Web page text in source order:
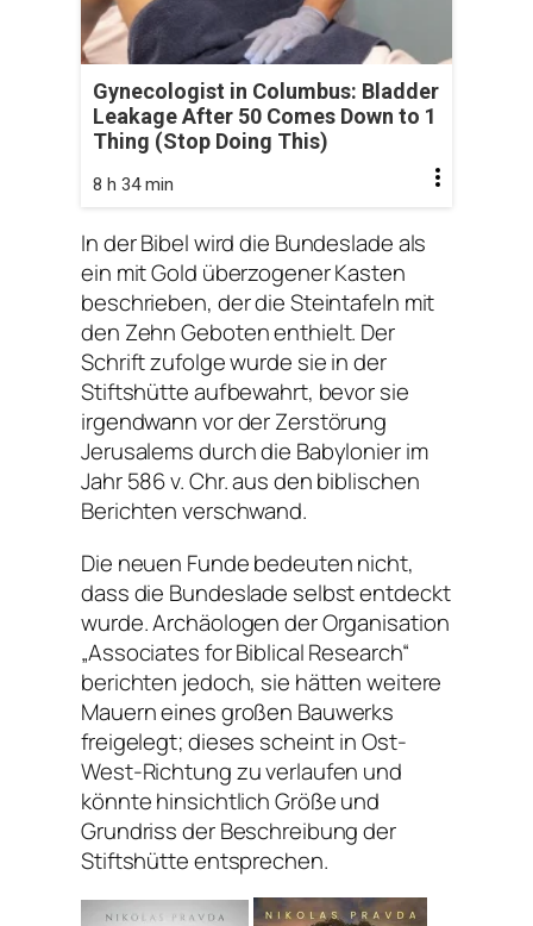
Gynecologist in Columbus: Bladder
Leakage After 50 Comes Down to 1
Thing (Stop Doing This)
8 h 34 min
In der Bibel wird die Bundeslade als
ein mit Gold überzogener Kasten
beschrieben, der die Steintafeln mit
den Zehn Geboten enthielt. Der
Schrift zufolge wurde sie in der
Stiftshütte aufbewahrt, bevor sie
irgendwann vor der Zerstörung
Jerusalems durch die Babylonier im
Jahr 586 v. Chr. aus den biblischen
Berichten verschwand.
Die neuen Funde bedeuten nicht,
dass die Bundeslade selbst entdeckt
wurde. Archäologen der Organisation
„Associates for Biblical Research“
berichten jedoch, sie hätten weitere
Mauern eines großen Bauwerks
freigelegt; dieses scheint in Ost-
West-Richtung zu verlaufen und
könnte hinsichtlich Größe und
Grundriss der Beschreibung der
Stiftshütte entsprechen.